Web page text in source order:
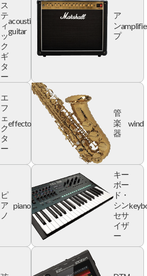
ス
テ
ィ
ッ
ク
ギ
タ
ー
acoustic
guitar
ア
ン
プ
エ
フ
ェ
ク
タ
ー
effector
管
楽
器
wind
ピ
ア
ノ
piano
キー
ボー
ド・
シン
セサ
イザ
ー